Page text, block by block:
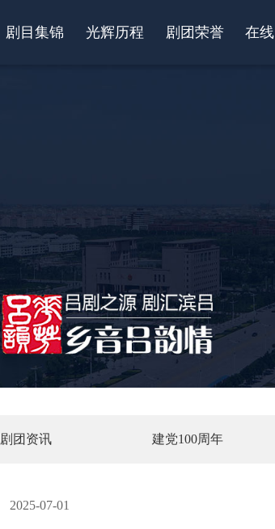
剧目集锦 光辉历程 剧团荣誉 在
剧团资讯 建党100周年
2025-07-01